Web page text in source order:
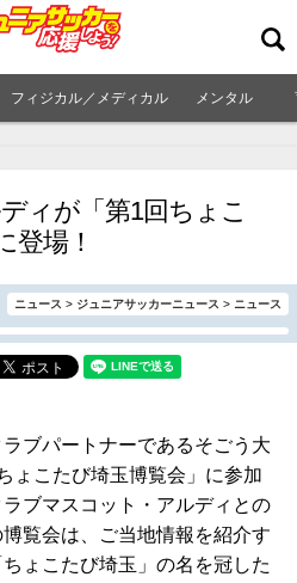
フィジカル／メディカル メンタル
ィが「第1回ちょこ
登場！
ニュース > ジュニアサッカーニュース > ニュース
ブパートナーであるそごう大
ょこたび埼玉博覧会」に参加
ブマスコット・アルディとの
覧会は、ご当地情報を紹介す
ょこたび埼玉」の名を冠した